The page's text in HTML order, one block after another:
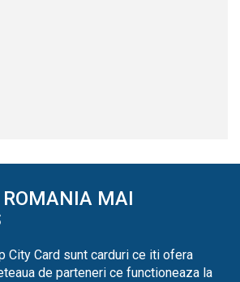
ROMANIA MAI
City Card sunt carduri ce iti ofera
de parteneri ce functioneaza la